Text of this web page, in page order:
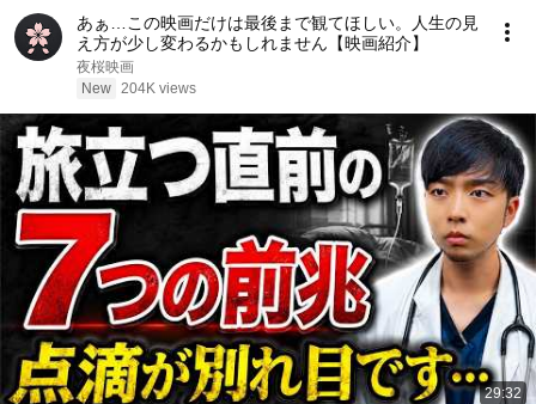
あぁ…この映画だけは最後まで観てほしい。人生の見
え方が少し変わるかもしれません【映画紹介】
夜桜映画
New 204K views
29:32